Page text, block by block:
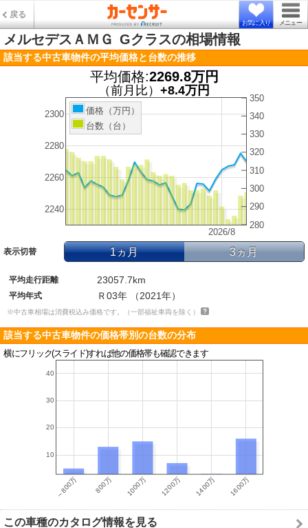
戻る
お気に入り メニュー
メルセデスＡＭＧ Gクラスの相場情報
該当する中古車物件の平均価格と台数の推移
平均価格:2269.8万円
（前月比） +8.4万円
2026/8
2240
2260
2280
2300
280
290
300
310
320
330
340
350
価格（万円）
台数（台）
表示切替 1ヵ月 3ヵ月
平均走行距離 23057.7km
平均年式 Ｒ03年 （2021年）
※中古車相場は消費税込み価格です。（一部福祉車両を除く）
該当する中古車物件の価格帯別の台数の分布
横にフリック(スライド)すれば他の価格帯も確認できます
この車種のカタログ情報を見る